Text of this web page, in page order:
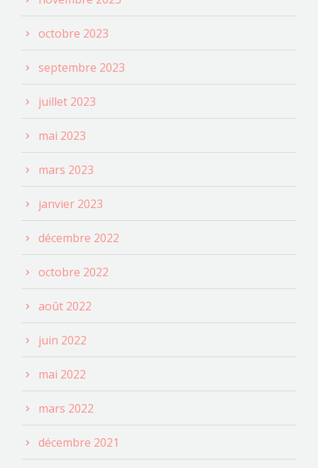
octobre 2023
septembre 2023
juillet 2023
mai 2023
mars 2023
janvier 2023
décembre 2022
octobre 2022
août 2022
juin 2022
mai 2022
mars 2022
décembre 2021